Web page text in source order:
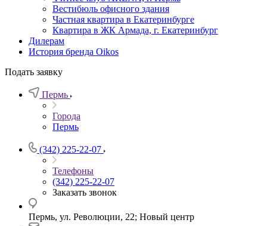
Вестибюль офисного здания
Частная квартира в Екатеринбурге
Квартира в ЖК Армада, г. Екатеринбург
Дилерам
История бренда Oikos
Подать заявку
Пермь
Города
Пермь
(342) 225-22-07
Телефоны
(342) 225-22-07
Заказать звонок
Пермь, ул. Революции, 22; Новый центр